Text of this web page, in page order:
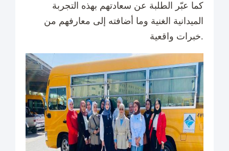
كما عبّر الطلبة عن سعادتهم بهذه التجربة
الميدانية الغنية وما أضافته إلى معارفهم من
خبرات واقعية.